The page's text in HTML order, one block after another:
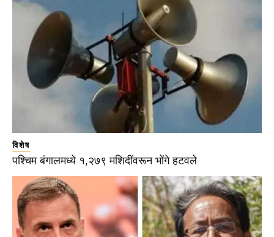
विशेष
पश्चिम बंगालमध्ये १,२७९ मशिदींवरून भोंगे हटवले